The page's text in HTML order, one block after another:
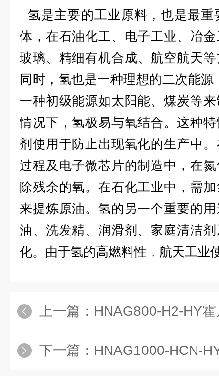
氢是主要的工业原料，也是最
体，在石油化工、电子工业、冶
玻璃、精细有机合成、航空航天
同时，氢也是一种理想的二次能
一种初级能源如太阳能、煤炭等
情况下，氢极易与氧结合。这种
剂使用于防止出现氧化的生产中
过程及电子微芯片的制造中，在
除残余的氧。在石化工业中，需
来提炼原油。氢的另一个重要的
油、洗发精、润滑剂、家庭清洁
化。由于氢的高燃料性，航天工业
上一篇： HNAG800-H2-HY霍尼艾格河
下一篇： HNAG1000-HCN-HY霍尼艾格